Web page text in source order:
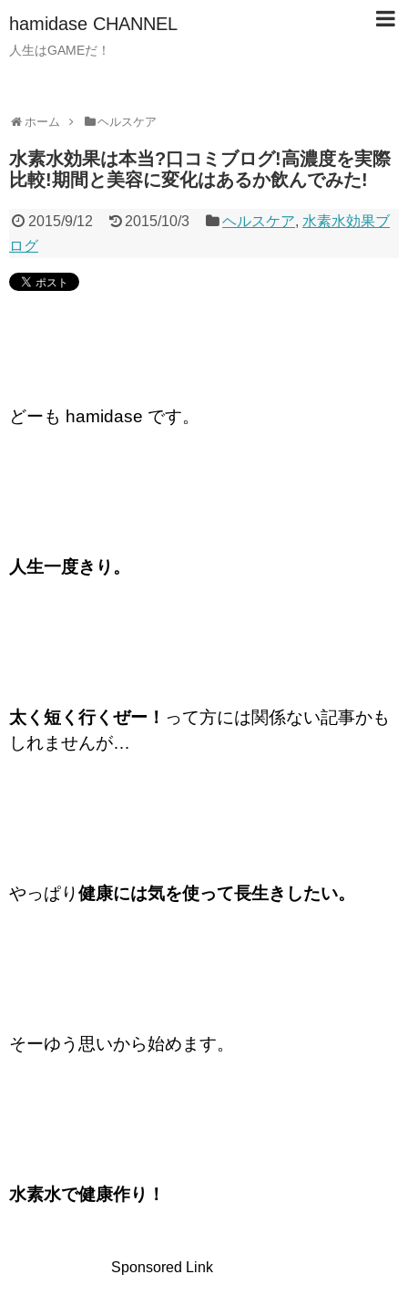
hamidase CHANNEL
人生はGAMEだ！
ホーム ヘルスケア
水素水効果は本当?口コミブログ!高濃度を実際
比較!期間と美容に変化はあるか飲んでみた!
2015/9/12 2015/10/3 ヘルスケア, 水素水効果ブ
ログ
どーも hamidase です。
人生一度きり。
太く短く行くぜー！ って方には関係ない記事かも
しれませんが…
やっぱり健康には気を使って長生きしたい。
そーゆう思いから始めます。
水素水で健康作り！
Sponsored Link